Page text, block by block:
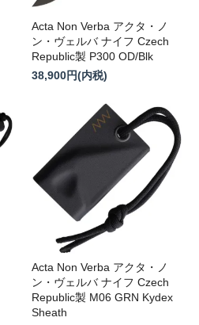
Acta Non Verba アクタ・ノ
ン・ヴェルバ ナイフ Czech
Republic製 P300 OD/Blk
38,900円(内税)
Acta Non Verba アクタ・ノ
ン・ヴェルバ ナイフ Czech
Republic製 M06 GRN Kydex
Sheath